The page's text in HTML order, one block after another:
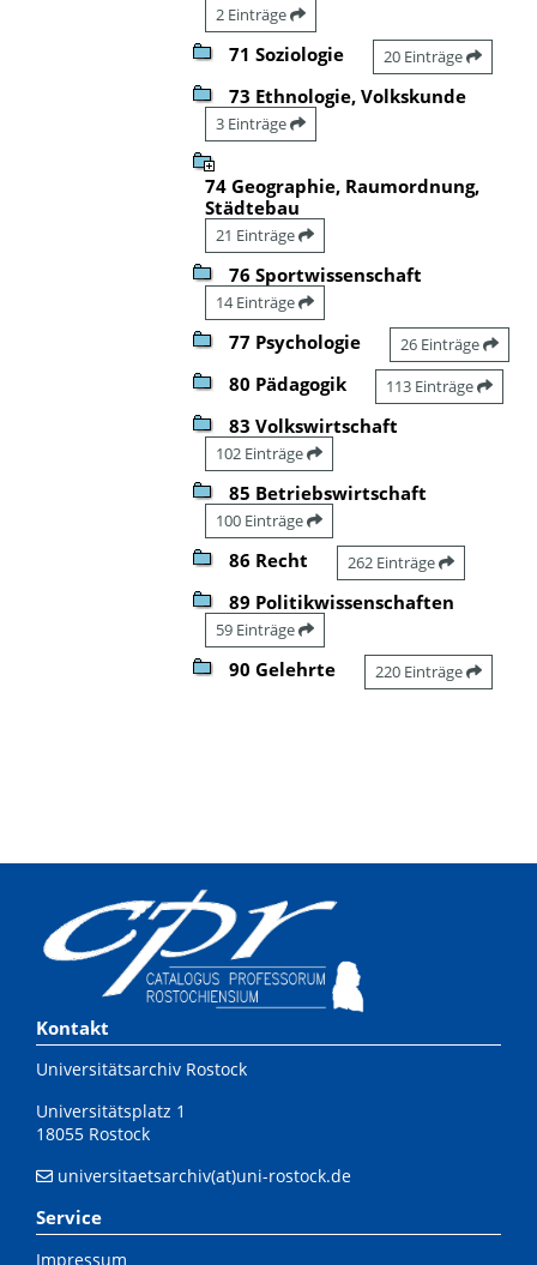
2 Einträge
71 Soziologie 20 Einträge
73 Ethnologie, Volkskunde
3 Einträge
74 Geographie, Raumordnung,
Städtebau
21 Einträge
76 Sportwissenschaft
14 Einträge
77 Psychologie 26 Einträge
80 Pädagogik 113 Einträge
83 Volkswirtschaft
102 Einträge
85 Betriebswirtschaft
100 Einträge
86 Recht 262 Einträge
89 Politikwissenschaften
59 Einträge
90 Gelehrte 220 Einträge
Kontakt
Universitätsarchiv Rostock
Universitätsplatz 1
18055 Rostock
universitaetsarchiv(at)uni-rostock.de
Service
Impressum